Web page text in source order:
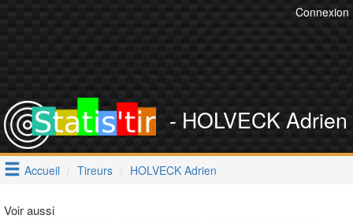
Connexion
- HOLVECK Adrien
Accueil Tireurs HOLVECK Adrien
Voir aussi